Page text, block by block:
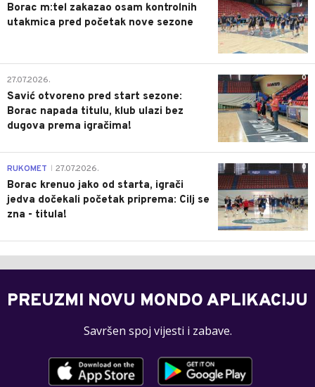
Borac m:tel zakazao osam kontrolnih
utakmica pred početak nove sezone
0
27.07.2026.
Savić otvoreno pred start sezone:
Borac napada titulu, klub ulazi bez
dugova prema igračima!
0
RUKOMET 27.07.2026.
Borac krenuo jako od starta, igrači
jedva dočekali početak priprema: Cilj se
zna - titula!
PREUZMI NOVU MONDO APLIKACIJU
Savršen spoj vijesti i zabave.